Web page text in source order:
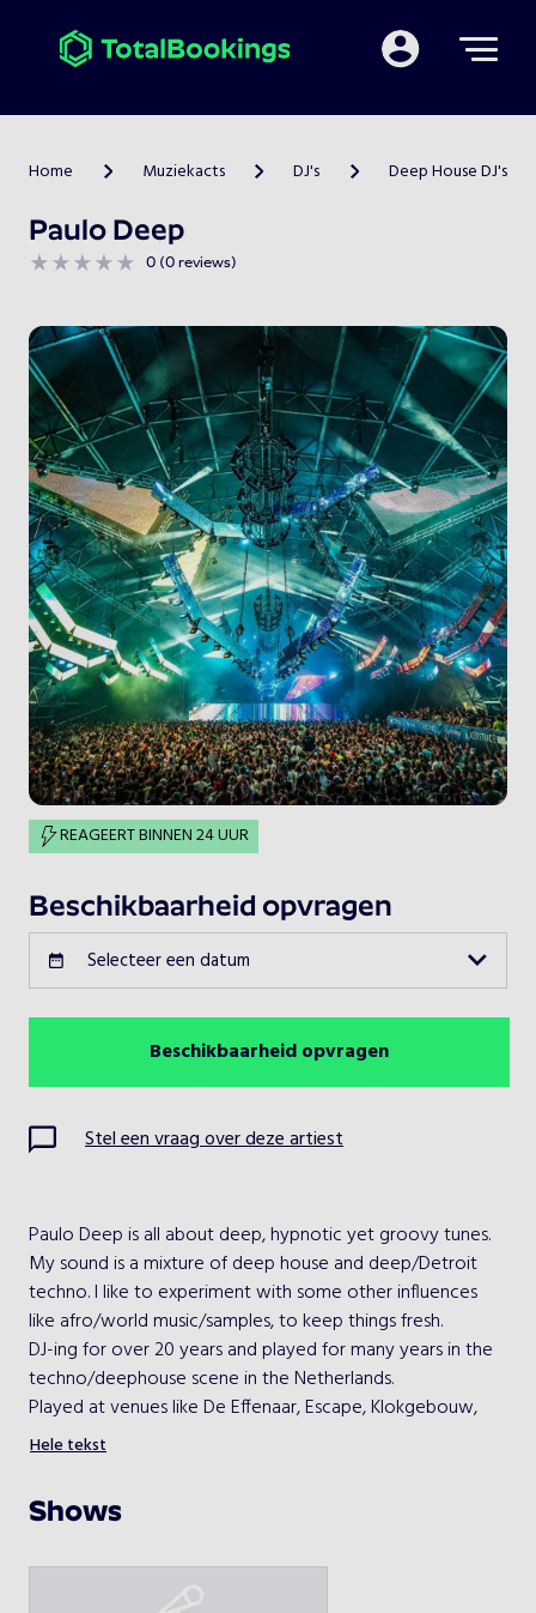
Mijn
Home > Muziekacts > DJ's > Deep House DJ's
Paulo Deep
0 (0 reviews)
REAGEERT BINNEN 24 UUR
Beschikbaarheid opvragen
Selecteer een datum
Vorige maand
Augustus 2026
Volgende maand
3 5 7
10 12 13
17 20 22
24 25 26 27 28 29
31
Beschikbaarheid opvragen
Stel een vraag over deze artiest
Paulo Deep is all about deep, hypnotic yet groovy tunes.
My sound is a mixture of deep house and deep/Detroit
techno. I like to experiment with some other influences
like afro/world music/samples, to keep things fresh.
DJ-ing for over 20 years and played for many years in the
techno/deephouse scene in the Netherlands.
Played at venues like De Effenaar, Escape, Klokgebouw,
Lab-1, Boulevard, Mezz and many more. Shared the decks
Wunsch, Dasha Rush, Secret Cinema, Legowelt, Michel de
Hey
Hele tekst
Shows